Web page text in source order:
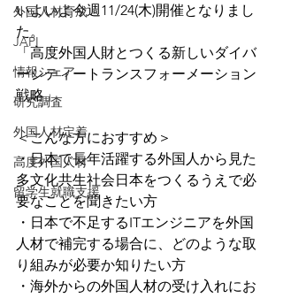
外国人材育成
JAPI
情報シェア
研究調査
外国人材定着
高度外国人材
留学生就職支援
いよいよ今週11/24(木)開催となりまし
た。
「高度外国人財とつくる新しいダイバ
ーシティートランスフォーメーション
戦略」
＜こんな方におすすめ＞
・日本で長年活躍する外国人から見た
多文化共生社会日本をつくるうえで必
要なことを聞きたい方
・日本で不足するITエンジニアを外国
人材で補完する場合に、どのような取
り組みが必要か知りたい方
・海外からの外国人材の受け入れにお